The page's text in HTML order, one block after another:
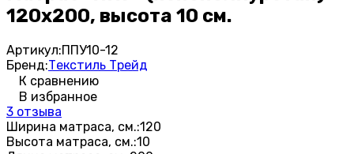
120х200, высота 10 см.
Артикул:ППУ10-12
Бренд:Текстиль Трейд
К сравнению
В избранное
3 отзыва
Ширина матраса, см.:120
Высота матраса, см.:10